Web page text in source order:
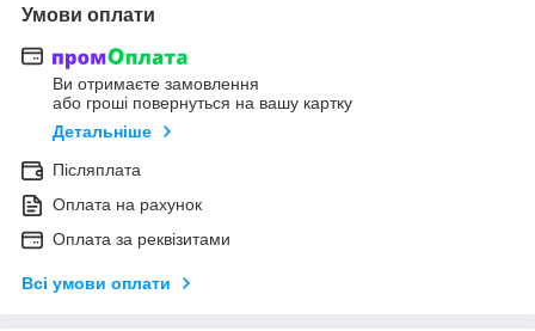
Умови оплати
Ви отримаєте замовлення
або гроші повернуться на вашу картку
Детальніше
Післяплата
Оплата на рахунок
Оплата за реквізитами
Всі умови оплати